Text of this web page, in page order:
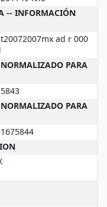
-- INFORMACIÓN
ad r 000
PARA
PARA